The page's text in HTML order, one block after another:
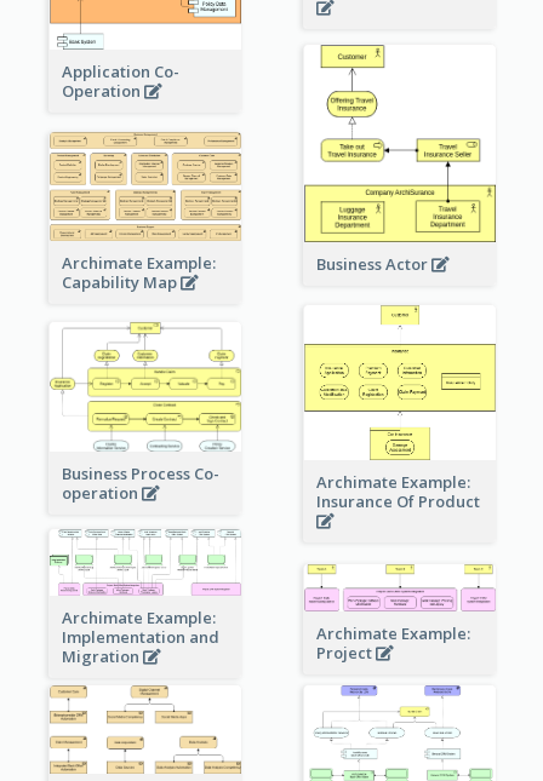
Application Co-
Operation
Business Actor
Archimate Example:
Capability Map
Archimate Example:
Insurance Of Product
Business Process Co-
operation
Archimate Example:
Implementation and
Migration
Archimate Example:
Project